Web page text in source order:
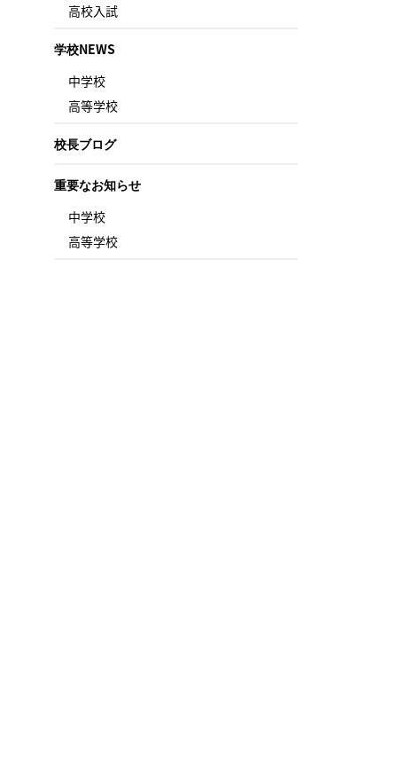
高校入試
学校NEWS
中学校
高等学校
校長ブログ
重要なお知らせ
中学校
高等学校